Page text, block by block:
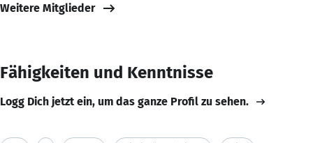
Weitere Mitglieder
Fähigkeiten und Kenntnisse
Logg Dich jetzt ein, um das ganze Profil zu sehen.